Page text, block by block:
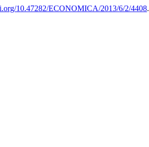
10.47282/ECONOMICA/2013/6/2/4408.